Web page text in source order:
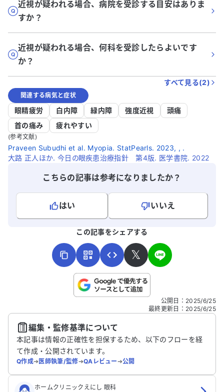
近視が疑われる場合、病院を受診する目安はありま
すか？
近視が疑われる場合、何科を受診したらよいです
か？
すべて見る(2)
関連する病気と症状
眼精疲労 白内障 緑内障 強度近視
頭痛
首の痛み
疲れやすい
(参考文献)
Praveen Subudhi et al. Myopia. StatPearls. 2023, , .
大路 正人ほか. 今日の眼疾患治療指針 第4版. 医学書院. 2022
こちらの記事は参考になりましたか？
はい
いいえ
こちらは送信専用のフォームです。氏名やご自身の病気の詳細な
送信する
この記事をシェアする
𝕏
公開日 ： 2025/6/25
最終更新日 ： 2025/6/25
編集・監修基準について
本記事は情報の正確性を担保するため、以下のフローを経
て作成・公開されています。
Q作成➔医師執筆/監修➔QAレビュー➔公開
ホームクリニックえにし 眼科